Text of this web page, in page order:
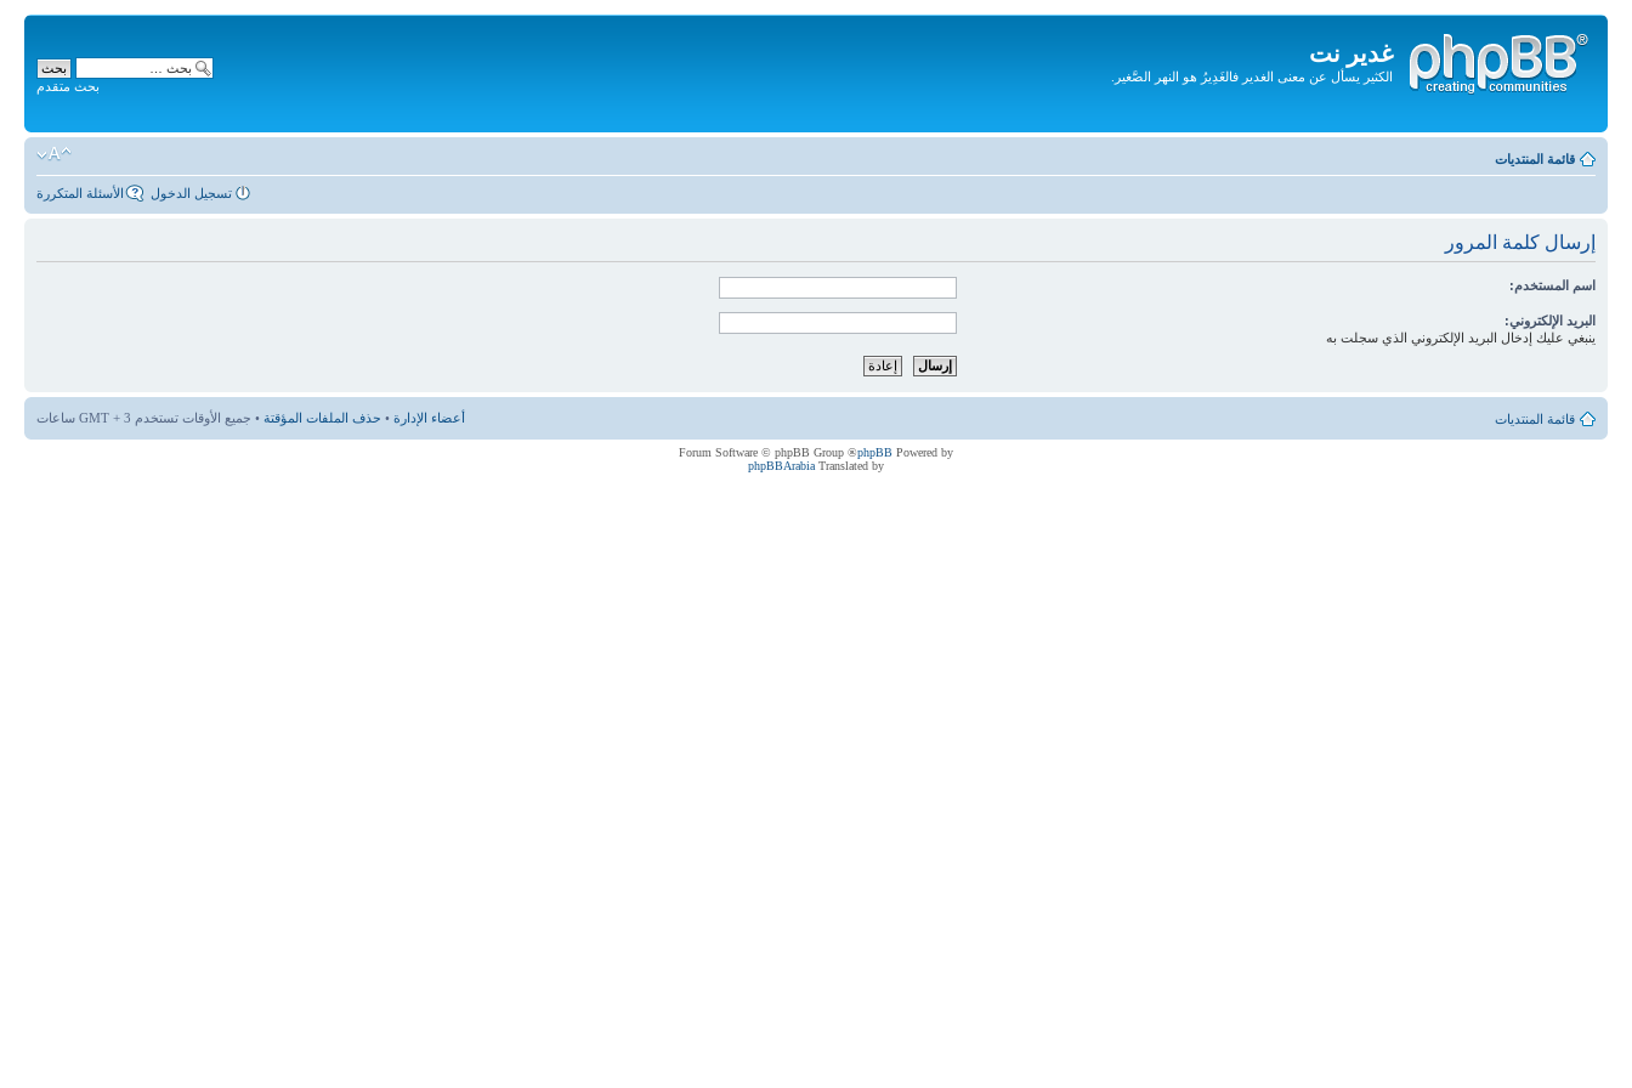
غدير نت
الكثير يسأل عن معنى الغدير فالغَدِيرُ هو النهر الصَّغير.
المحتويات
بحث متقدم
قائمة المنتديات
الأسئلة المتكررة تسجيل الدخول
إرسال كلمة المرور
اسم المستخدم:
البريد الإلكتروني:
ينبغي عليك إدخال البريد الإلكتروني الذي سجلت به
قائمة المنتديات أعضاء الإدارة • حذف الملفات المؤقتة • جميع الأوقات تستخدم GMT + 3 ساعات
Powered by
phpBB
® Forum Software © phpBB Group
Translated by
phpBBArabia